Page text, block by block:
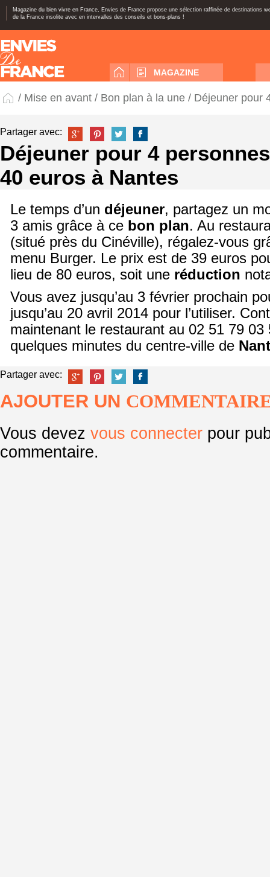
Magazine du bien vivre en France, Envies de France propose une sélection raffinée de destinations
de la France insolite avec en intervalles des conseils et bons-plans !
MAGAZINE
/ Mise en avant / Bon plan à la une / Déjeuner pour
Partager avec:
Déjeuner pour 4
40 euros à Nantes
Le temps d’un déjeuner, partagez un
3 amis grâce à ce bon plan. Au
(situé près du Cinéville), régalez-vous
menu Burger. Le prix est de 39 euros
lieu de 80 euros, soit une réduction
Vous avez jusqu’au 3 février prochain
jusqu’au 20 avril 2014 pour l’utiliser.
maintenant le restaurant au 02 51 79 03
quelques minutes du centre-ville de
Partager avec:
AJOUTER UN
Vous devez vous connecter pour
commentaire.